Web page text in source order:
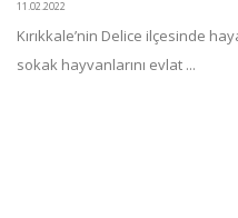
11.02.2022
Kırıkkale’nin Delice ilçesinde
sokak hayvanlarını evlat ...